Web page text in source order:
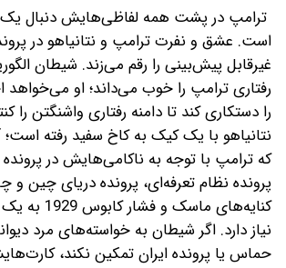
ترامپ در پشت همه لفاظی‌هایش دنبال یک
است. عشق و نفرت ترامپ و نتانیاهو در
غیرقابل پیش‌بینی را رقم می‌زند. شیطان
رفتاری ترامپ را خوب می‌داند؛ او
را دستکاری کند تا دامنه رفتاری واشنگتن را
نتانیاهو با یک کیک به کاخ سفید رفته‌
که ترامپ با توجه به ناکامی‌هایش در
پرونده نظام تعرفه‌ای، پرونده دریای چین و
کنایه‌های ماسک
نیاز دارد. اگر شیطان به خواسته‌های مرد
حماس یا پرونده ایران تمکین نکند،